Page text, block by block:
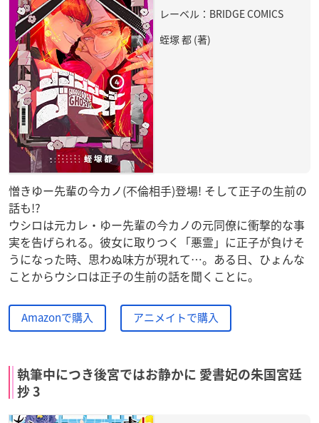
レーベル：BRIDGE COMICS
蛭塚 都 (著)
憎きゆー先輩の今カノ(不倫相手)登場! そして正子の生前の
話も!?
ウシロは元カレ・ゆー先輩の今カノの元同僚に衝撃的な事
実を告げられる。彼女に取りつく「悪霊」に正子が負けそ
うになった時、思わぬ味方が現れて…。ある日、ひょんな
ことからウシロは正子の生前の話を聞くことに。
Amazonで購入 アニメイトで購入
執筆中につき後宮ではお静かに 愛書妃の朱国宮廷
抄 3